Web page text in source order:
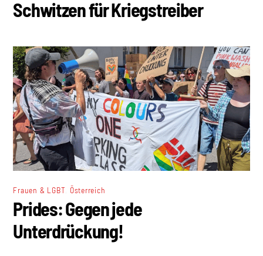
Schwitzen für Kriegstreiber
Frauen & LGBT Österreich
Prides: Gegen jede
Unterdrückung!